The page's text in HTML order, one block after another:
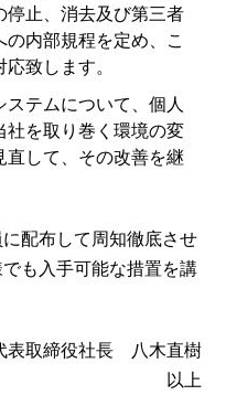
停止、消去及び第三者
内部規程を定め、こ
致します。
テムについて、個人
を取り巻く環境の変
して、その改善を継
配布して周知徹底させ
も入手可能な措置を講
取締役社長 八木直樹
以上